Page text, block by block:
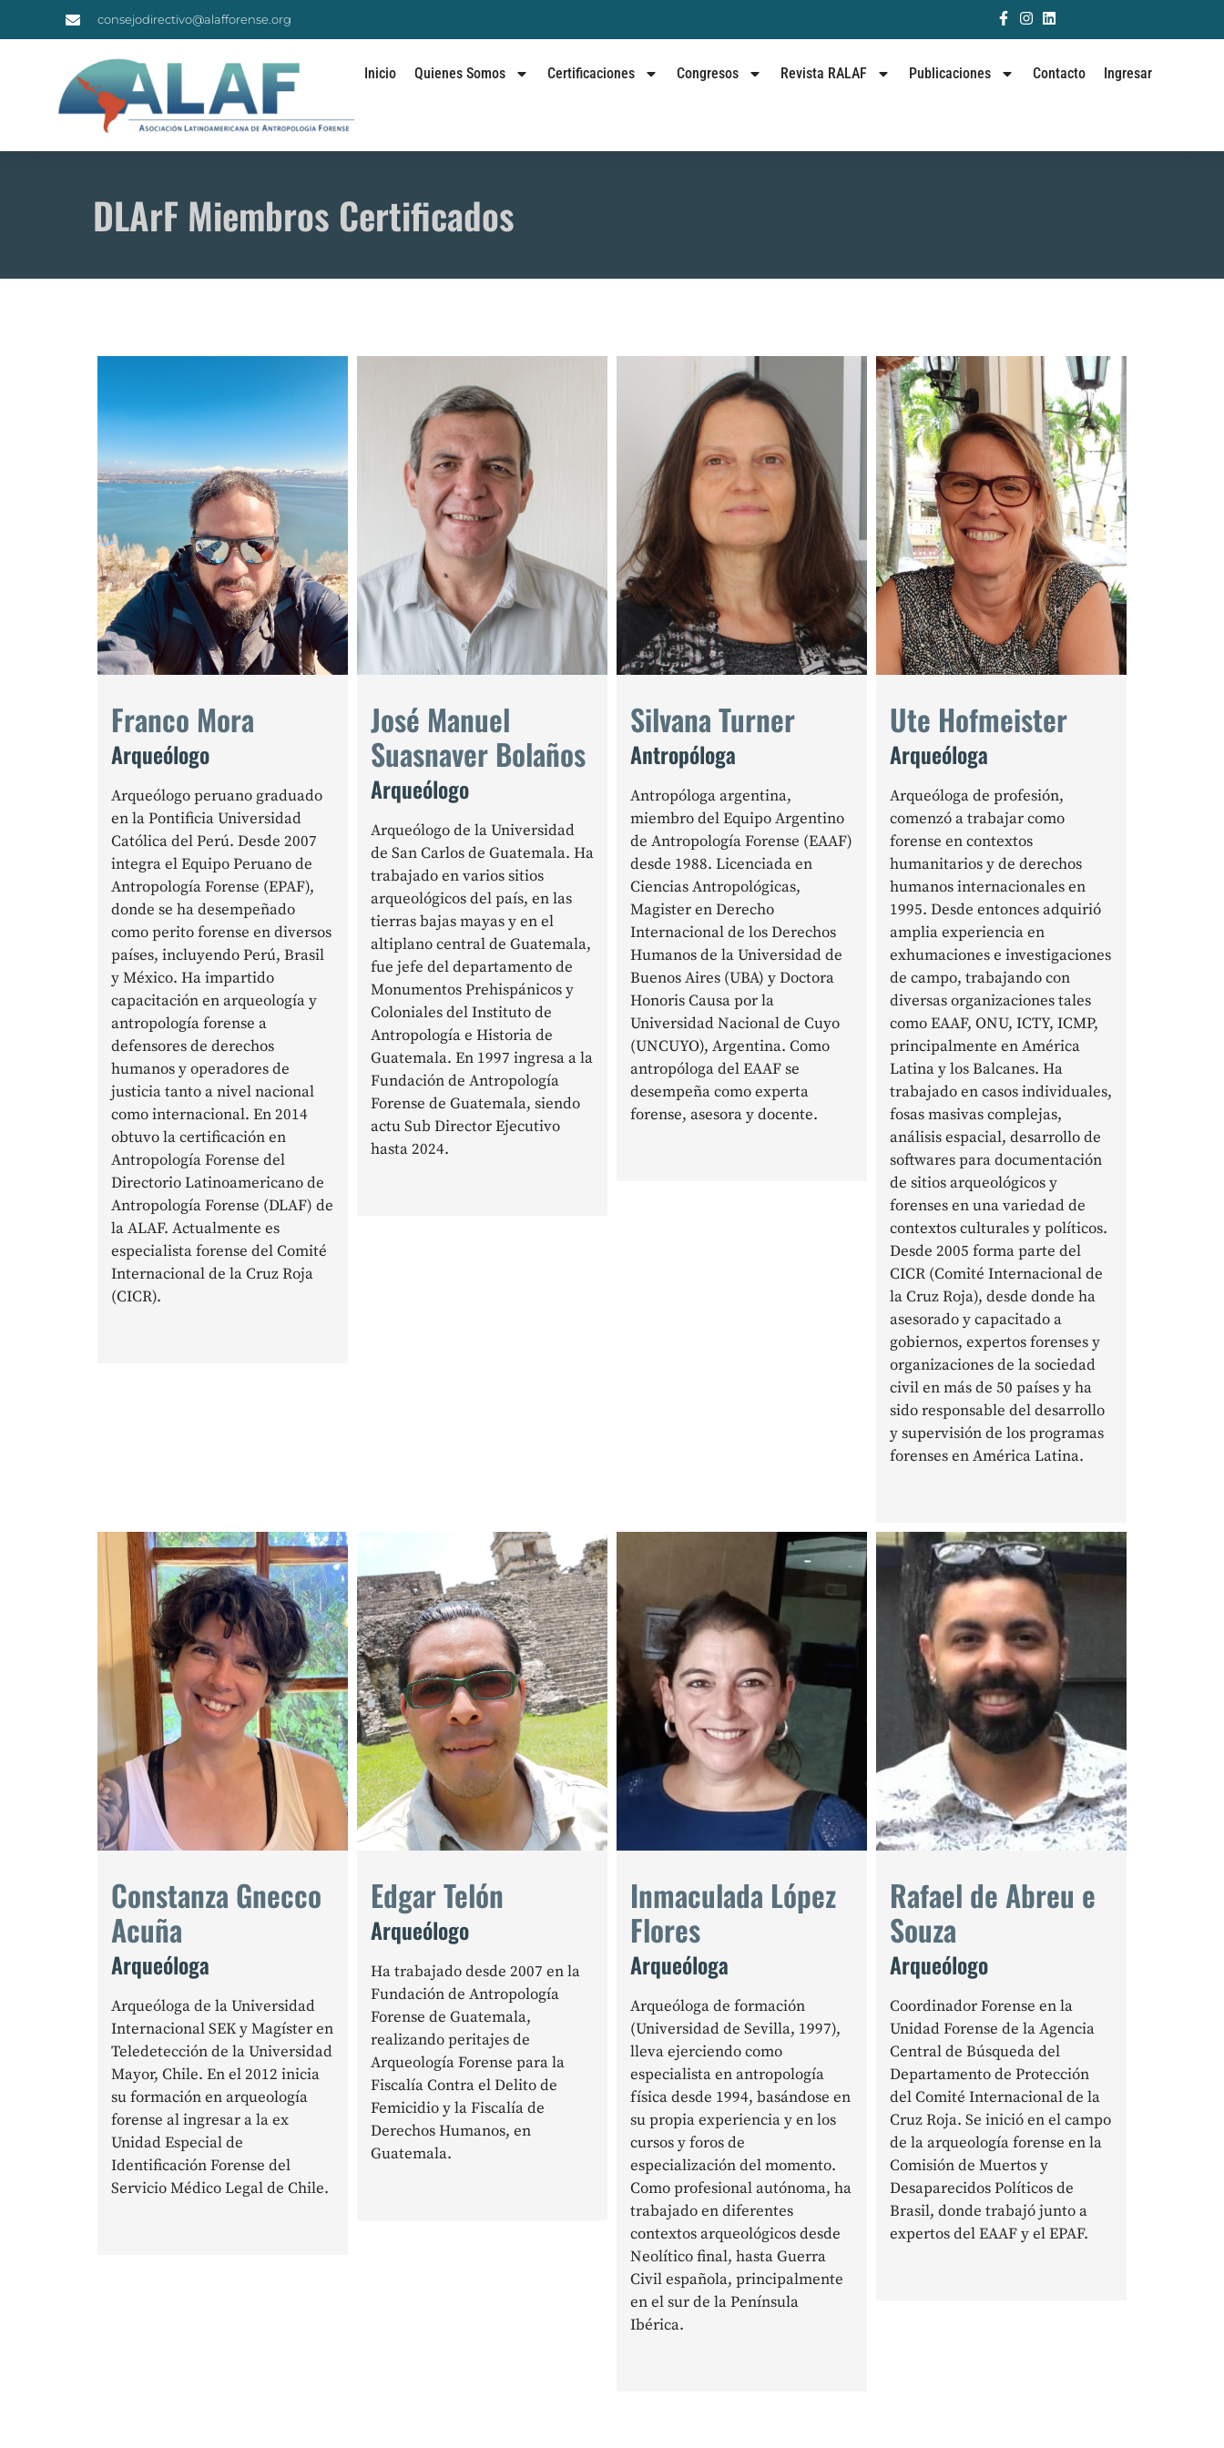
consejodirectivo@alafforense.org
Inicio Quienes Somos Certificaciones Congresos Revista RALAF Publicaciones Contacto Ingresar
DLArF Miembros Certificados
Franco Mora
Arqueólogo
Arqueólogo peruano graduado
en la Pontificia Universidad
Católica del Perú. Desde 2007
integra el Equipo Peruano de
Antropología Forense (EPAF),
donde se ha desempeñado
como perito forense en diversos
países, incluyendo Perú, Brasil
y México. Ha impartido
capacitación en arqueología y
antropología forense a
defensores de derechos
humanos y operadores de
justicia tanto a nivel nacional
como internacional. En 2014
obtuvo la certificación en
Antropología Forense del
Directorio Latinoamericano de
Antropología Forense (DLAF) de
la ALAF. Actualmente es
especialista forense del Comité
Internacional de la Cruz Roja
(CICR).
José Manuel
Suasnaver Bolaños
Arqueólogo
Arqueólogo de la Universidad
de San Carlos de Guatemala. Ha
trabajado en varios sitios
arqueológicos del país, en las
tierras bajas mayas y en el
altiplano central de Guatemala,
fue jefe del departamento de
Monumentos Prehispánicos y
Coloniales del Instituto de
Antropología e Historia de
Guatemala. En 1997 ingresa a la
Fundación de Antropología
Forense de Guatemala, siendo
actu Sub Director Ejecutivo
hasta 2024.
Silvana Turner
Antropóloga
Antropóloga argentina,
miembro del Equipo Argentino
de Antropología Forense (EAAF)
desde 1988. Licenciada en
Ciencias Antropológicas,
Magister en Derecho
Internacional de los Derechos
Humanos de la Universidad de
Buenos Aires (UBA) y Doctora
Honoris Causa por la
Universidad Nacional de Cuyo
(UNCUYO), Argentina. Como
antropóloga del EAAF se
desempeña como experta
forense, asesora y docente.
Ute Hofmeister
Arqueóloga
Arqueóloga de profesión,
comenzó a trabajar como
forense en contextos
humanitarios y de derechos
humanos internacionales en
1995. Desde entonces adquirió
amplia experiencia en
exhumaciones e investigaciones
de campo, trabajando con
diversas organizaciones tales
como EAAF, ONU, ICTY, ICMP,
principalmente en América
Latina y los Balcanes. Ha
trabajado en casos individuales,
fosas masivas complejas,
análisis espacial, desarrollo de
softwares para documentación
de sitios arqueológicos y
forenses en una variedad de
contextos culturales y políticos.
Desde 2005 forma parte del
CICR (Comité Internacional de
la Cruz Roja), desde donde ha
asesorado y capacitado a
gobiernos, expertos forenses y
organizaciones de la sociedad
civil en más de 50 países y ha
sido responsable del desarrollo
y supervisión de los programas
forenses en América Latina.
Constanza Gnecco
Acuña
Arqueóloga
Arqueóloga de la Universidad
Internacional SEK y Magíster en
Teledetección de la Universidad
Mayor, Chile. En el 2012 inicia
su formación en arqueología
forense al ingresar a la ex
Unidad Especial de
Identificación Forense del
Servicio Médico Legal de Chile.
Edgar Telón
Arqueólogo
Ha trabajado desde 2007 en la
Fundación de Antropología
Forense de Guatemala,
realizando peritajes de
Arqueología Forense para la
Fiscalía Contra el Delito de
Femicidio y la Fiscalía de
Derechos Humanos, en
Guatemala.
Inmaculada López
Flores
Arqueóloga
Arqueóloga de formación
(Universidad de Sevilla, 1997),
lleva ejerciendo como
especialista en antropología
física desde 1994, basándose en
su propia experiencia y en los
cursos y foros de
especialización del momento.
Como profesional autónoma, ha
trabajado en diferentes
contextos arqueológicos desde
Neolítico final, hasta Guerra
Civil española, principalmente
en el sur de la Península
Ibérica.
Rafael de Abreu e
Souza
Arqueólogo
Coordinador Forense en la
Unidad Forense de la Agencia
Central de Búsqueda del
Departamento de Protección
del Comité Internacional de la
Cruz Roja. Se inició en el campo
de la arqueología forense en la
Comisión de Muertos y
Desaparecidos Políticos de
Brasil, donde trabajó junto a
expertos del EAAF y el EPAF.